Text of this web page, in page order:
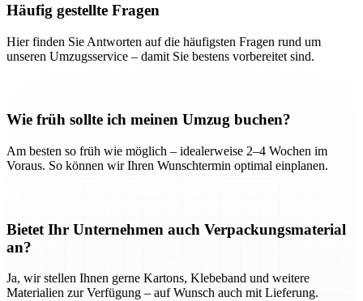
Häufig gestellte Fragen
Hier finden Sie Antworten auf die häufigsten Fragen rund um
unseren Umzugsservice – damit Sie bestens vorbereitet sind.
Wie früh sollte ich meinen Umzug buchen?
Am besten so früh wie möglich – idealerweise 2–4 Wochen im
Voraus. So können wir Ihren Wunschtermin optimal einplanen.
Bietet Ihr Unternehmen auch Verpackungsmaterial
an?
Ja, wir stellen Ihnen gerne Kartons, Klebeband und weitere
Materialien zur Verfügung – auf Wunsch auch mit Lieferung.